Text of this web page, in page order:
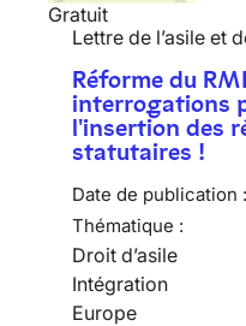
Gratuit
Lettre de l’asile et
Réforme du
interrogations
l'insertion des
statutaires !
Date de publication :
Thématique :
Droit d’asile
Intégration
Europe